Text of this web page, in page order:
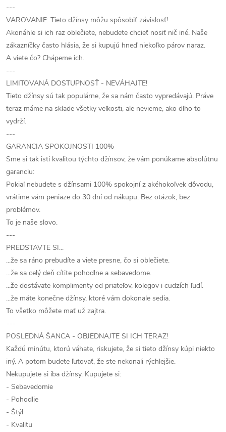
---
VAROVANIE: Tieto džínsy môžu spôsobiť závislosť!
Akonáhle si ich raz oblečiete, nebudete chcieť nosiť nič iné. Naše
zákazníčky často hlásia, že si kupujú hneď niekoľko párov naraz.
A viete čo? Chápeme ich.
---
LIMITOVANÁ DOSTUPNOSŤ - NEVÁHAJTE!
Tieto džínsy sú tak populárne, že sa nám často vypredávajú. Práve
teraz máme na sklade všetky veľkosti, ale nevieme, ako dlho to
vydrží.
---
GARANCIA SPOKOJNOSTI 100%
Sme si tak istí kvalitou týchto džínsov, že vám ponúkame absolútnu
garanciu:
Pokiaľ nebudete s džínsami 100% spokojní z akéhokoľvek dôvodu,
vrátime vám peniaze do 30 dní od nákupu. Bez otázok, bez
problémov.
To je naše slovo.
---
PREDSTAVTE SI...
...že sa ráno prebudíte a viete presne, čo si oblečiete.
...že sa celý deň cítite pohodlne a sebavedome.
...že dostávate komplimenty od priateľov, kolegov i cudzích ľudí.
...že máte konečne džínsy, ktoré vám dokonale sedia.
To všetko môžete mať už zajtra.
---
POSLEDNÁ ŠANCA - OBJEDNAJTE SI ICH TERAZ!
Každú minútu, ktorú váhate, riskujete, že si tieto džínsy kúpi niekto
iný. A potom budete ľutovať, že ste nekonali rýchlejšie.
Nekupujete si iba džínsy. Kupujete si:
- Sebavedomie
- Pohodlie
- Štýl
- Kvalitu